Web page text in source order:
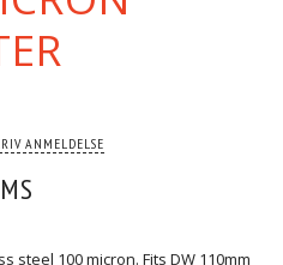
ANMELDELSE
100 micron. Fits DW 110mm